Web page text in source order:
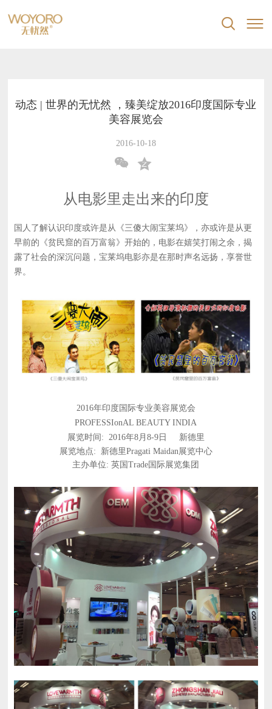
 
动态 | 世界的无忧然 ，臻美绽放2016印度国际专业
美容展览会
2016-10-18
 
从电影里走出来的印度
国人了解认识印度或许是从《三傻大闹宝莱坞》，亦或许是从更
早前的《贫民窟的百万富翁》开始的，电影在嬉笑打闹之余，揭
露了社会的深沉问题，宝莱坞电影亦是在那时声名远扬，享誉世
界。
2016年印度国际专业美容展览会
PROFESSIonAL BEAUTY INDIA
展览时间: 2016年8月8-9日 新德里
展览地点: 新德里Pragati Maidan展览中心
主办单位: 英国Trade国际展览集团